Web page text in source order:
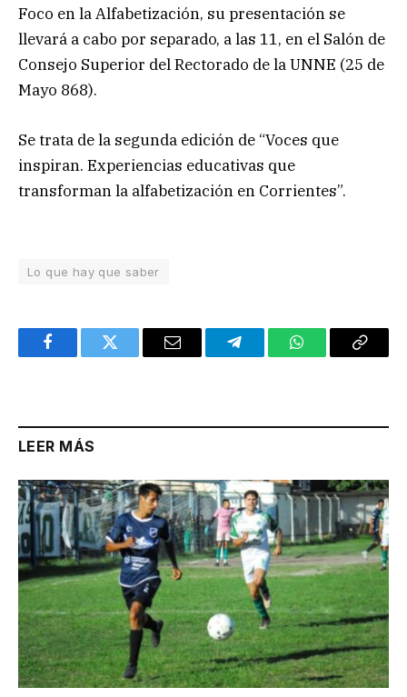
Foco en la Alfabetización, su presentación se
llevará a cabo por separado, a las 11, en el Salón de
Consejo Superior del Rectorado de la UNNE (25 de
Mayo 868).
Se trata de la segunda edición de “Voces que
inspiran. Experiencias educativas que
transforman la alfabetización en Corrientes”.
Lo que hay que saber
FacebookTwitter Email TelegramWhatsAppCopy
LEER MÁS